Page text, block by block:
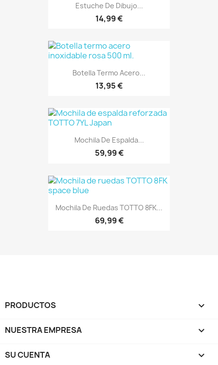
Estuche De Dibujo...
14,99 €
Botella Termo Acero...
13,95 €
Mochila De Espalda...
59,99 €
Mochila De Ruedas TOTTO 8FK...
69,99 €
PRODUCTOS 
NUESTRA EMPRESA 
SU CUENTA 